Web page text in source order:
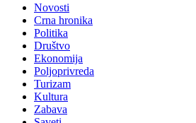
Novosti
Crna hronika
Politika
Društvo
Ekonomija
Poljoprivreda
Turizam
Kultura
Zabava